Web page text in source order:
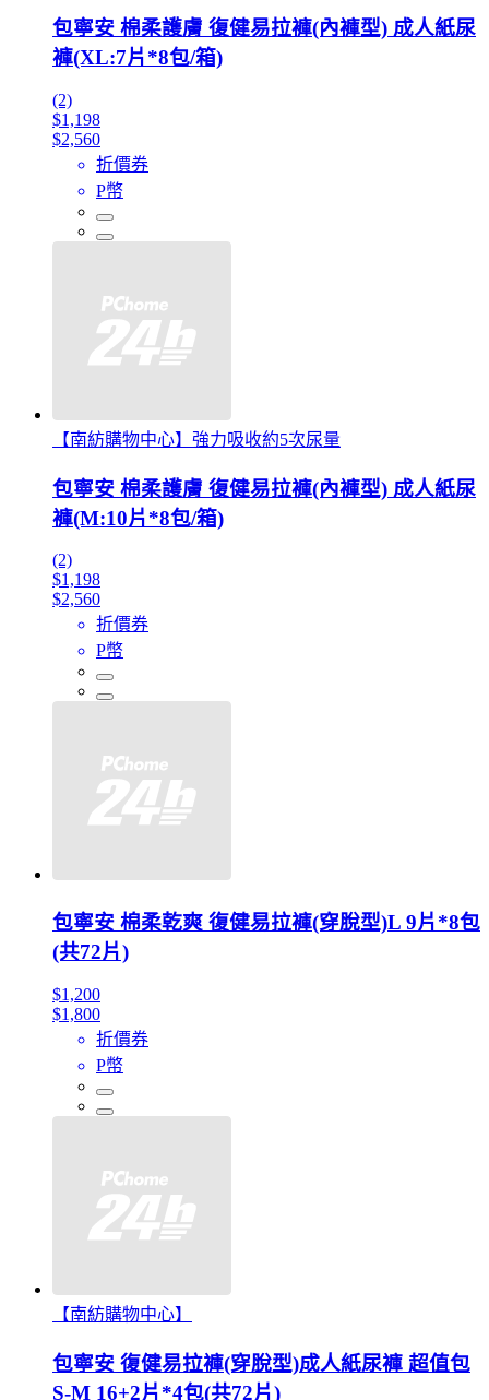
包寧安 棉柔護膚 復健易拉褲(內褲型) 成人紙尿
褲(XL:7片*8包/箱)
(2)
$1,198
$2,560
折價券
P幣
【南紡購物中心】強力吸收約5次尿量
包寧安 棉柔護膚 復健易拉褲(內褲型) 成人紙尿
褲(M:10片*8包/箱)
(2)
$1,198
$2,560
折價券
P幣
包寧安 棉柔乾爽 復健易拉褲(穿脫型)L 9片*8包
(共72片)
$1,200
$1,800
折價券
P幣
【南紡購物中心】
包寧安 復健易拉褲(穿脫型)成人紙尿褲 超值包
S-M 16+2片*4包(共72片)